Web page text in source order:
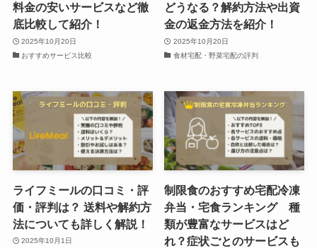
料金の安いサービスなど徹
底比較して紹介！
2025年10月20日
おすすめサービス比較
どうなる？解約方法や出資
金の返金方法を紹介！
2025年10月20日
食材宅配・野菜宅配の評判
ライフミールの口コミ・評
価・評判は？ 送料や解約方
法についても詳しく解説！
2025年10月1日
制限食のおすすめ宅配冷凍
弁当・宅食ランキング 種
類が豊富なサービスはど
れ？症状ごとのサービスも